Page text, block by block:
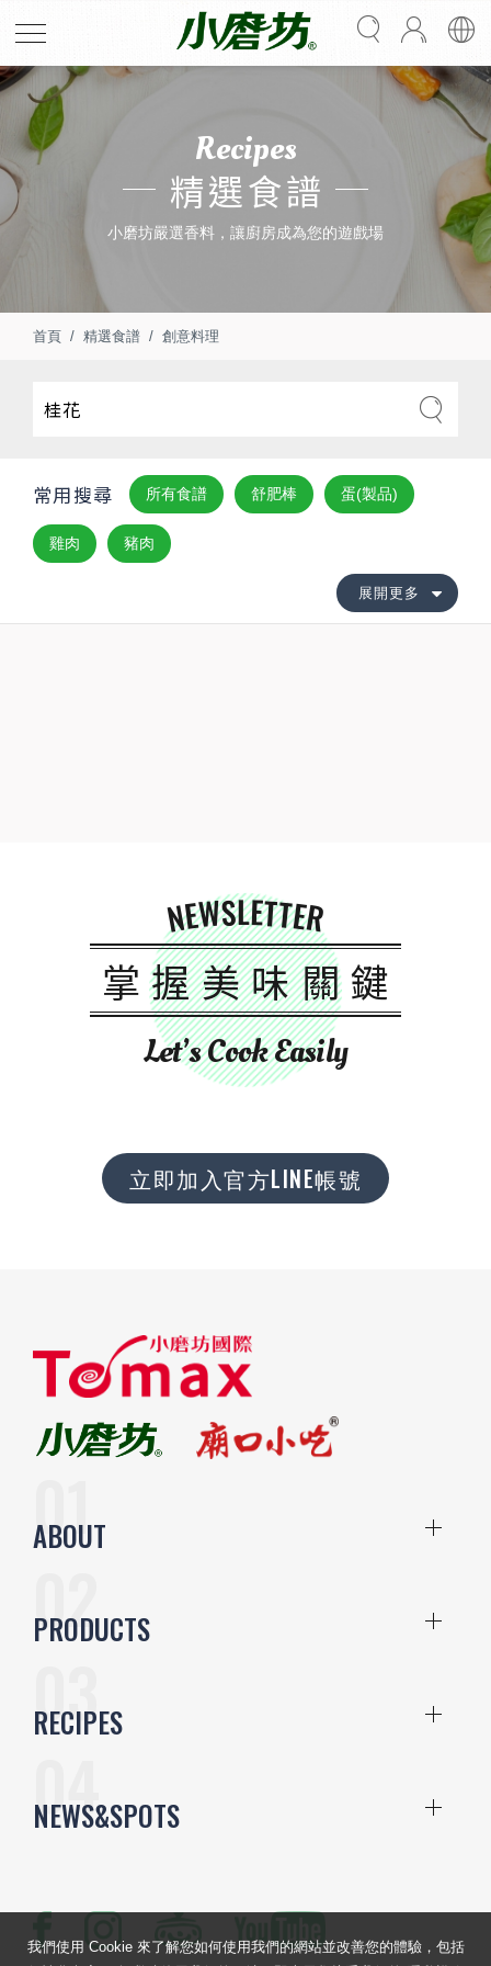
Recipes
精選食譜
小磨坊嚴選香料，讓廚房成為您的遊戲場
首頁 精選食譜 創意料理
常用搜尋 所有食譜 舒肥棒 蛋(製品)
雞肉 豬肉
展開更多
NEWSLETTER
掌握美味關鍵
Let’s Cook Easily
立即加入官方LINE帳號
ABOUT
PRODUCTS
RECIPES
NEWS&SPOTS
我們使用 Cookie 來了解您如何使用我們的網站並改善您的體驗，包括